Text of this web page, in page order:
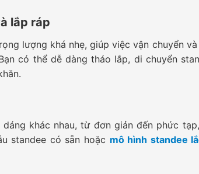
lắp ráp
lượng khá nhẹ, giúp việc vận chuyển
có thể dễ dàng tháo lắp, di chuyển
khác nhau, từ đơn giản đến phức
standee có sẵn hoặc mô hình standee